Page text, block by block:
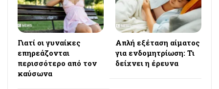
Γιατί οι γυναίκες
επηρεάζονται
περισσότερο από τον
καύσωνα
Απλή εξέταση αίματος
για ενδομητρίωση: Τι
δείχνει η έρευνα